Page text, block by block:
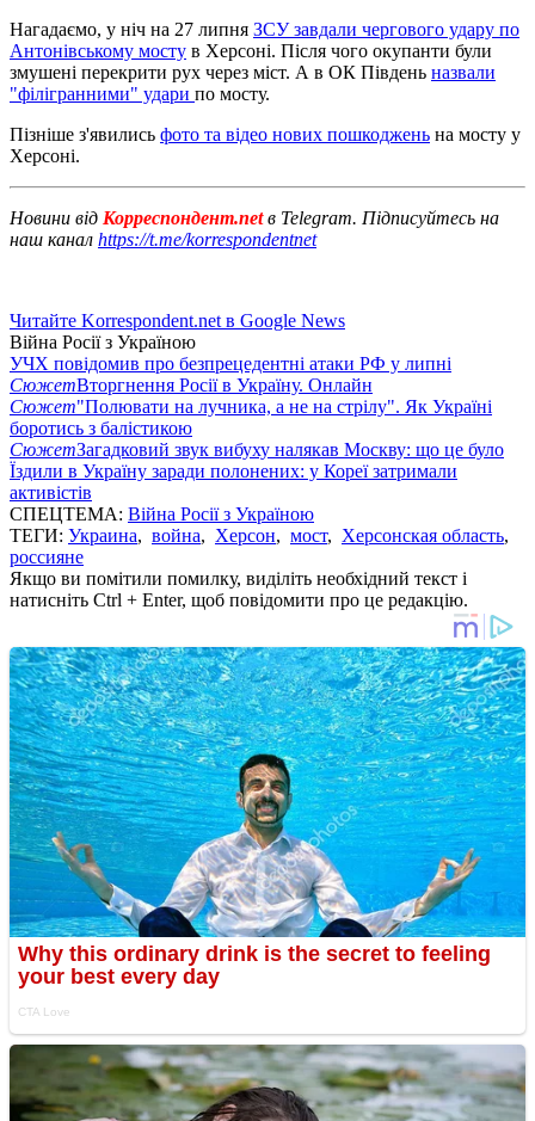
Нагадаємо, у ніч на 27 липня ЗСУ завдали чергового удару по
Антонівському мосту в Херсоні. Після чого окупанти були
змушені перекрити рух через міст. А в ОК Південь назвали
"філігранними" удари по мосту.
Пізніше з'явились фото та відео нових пошкоджень на мосту у
Херсоні.
Новини від Корреспондент.netв Telegram. Підписуйтесь на
наш канал https://t.me/korrespondentnet
Читайте Korrespondent.net в Google News
Війна Росії з Україною
УЧХ повідомив про безпрецедентні атаки РФ у липні
СюжетВторгнення Росії в Україну. Онлайн
Сюжет"Полювати на лучника, а не на стрілу". Як Україні
боротись з балістикою
СюжетЗагадковий звук вибуху налякав Москву: що це було
Їздили в Україну заради полонених: у Кореї затримали
активістів
СПЕЦТЕМА: Війна Росії з Україною
ТЕГИ: Украина, война, Херсон, мост, Херсонская область,
россияне
Якщо ви помітили помилку, виділіть необхідний текст і
натисніть Ctrl + Enter, щоб повідомити про це редакцію.